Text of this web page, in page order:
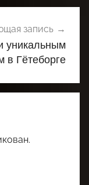
запись
уникальным
в Гётеборге